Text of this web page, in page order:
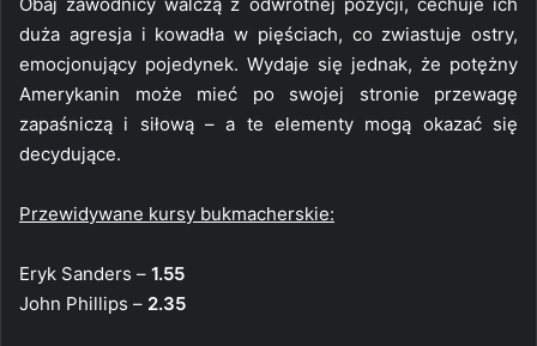
duża agresja i kowadła w pięściach, co zwiastuje ostry,
emocjonujący pojedynek. Wydaje się jednak, że potężny
Amerykanin może mieć po swojej stronie przewagę
zapaśniczą i siłową – a te elementy mogą okazać się
decydujące.
Przewidywane kursy bukmacherskie:
Eryk Sanders – 1.55
John Phillips – 2.35